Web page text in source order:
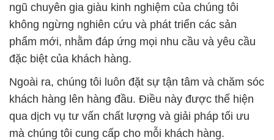
ngũ chuyên gia giàu kinh nghiệm của chúng tôi
không ngừng nghiên cứu và phát triển các sản
phẩm mới, nhằm đáp ứng mọi nhu cầu và yêu cầu
đặc biệt của khách hàng.
Ngoài ra, chúng tôi luôn đặt sự tận tâm và chăm sóc
khách hàng lên hàng đầu. Điều này được thể hiện
qua dịch vụ tư vấn chất lượng và giải pháp tối ưu
mà chúng tôi cung cấp cho mỗi khách hàng.